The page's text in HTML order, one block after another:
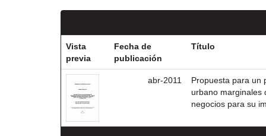
Vista
previa
Fecha de
publicación
Título
abr-2011
Propuesta para un
urbano marginales
negocios para su